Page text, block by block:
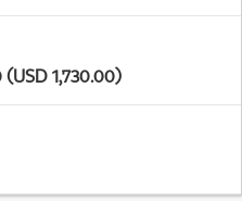
(USD 1,730.00)